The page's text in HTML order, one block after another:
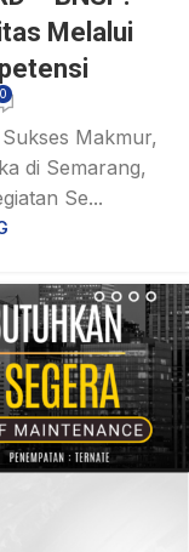
Melalui
0
Makmur,
di Semarang,
Se...